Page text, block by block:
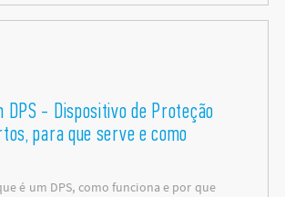
DPS - Dispositivo de Proteção
para que serve e como
é um DPS, como funciona e por que